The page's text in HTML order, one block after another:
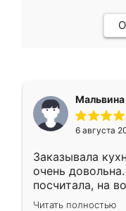
Мальвина
6 августа
Заказывала
очень
посчитала, на
Замерщик
Читать полностью